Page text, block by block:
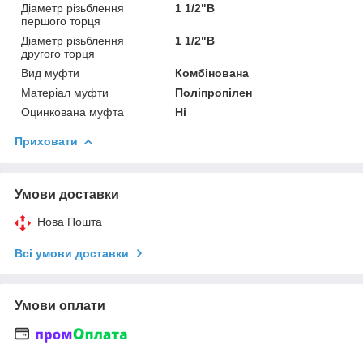
Діаметр різьблення
першого торця
1 1/2"В
Діаметр різьблення
другого торця
1 1/2"В
Вид муфти
Комбінована
Матеріал муфти
Поліпропілен
Оцинкована муфта
Ні
Приховати
Умови доставки
Нова Пошта
Всі умови доставки
Умови оплати